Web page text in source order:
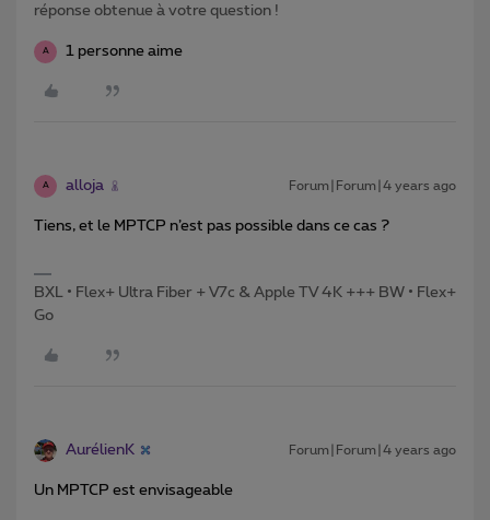
réponse obtenue à votre question !
A 1 personne aime
A alloja Forum|Forum|4 years ago
Tiens, et le MPTCP n’est pas possible dans ce cas ?
BXL • Flex+ Ultra Fiber + V7c & Apple TV 4K +++ BW • Flex+
Go
AurélienK Forum|Forum|4 years ago
Un MPTCP est envisageable